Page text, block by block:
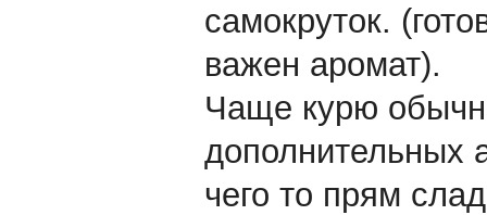
самокруток.
важен аромат).
Чаще курю
дополнительных
чего то прям